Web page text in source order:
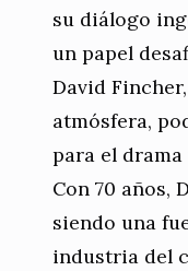
su diálogo
un papel
David
atmósfera,
para el
Con 70 años,
siendo una
industria del